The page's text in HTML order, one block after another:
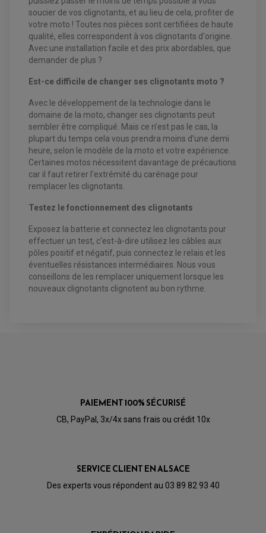
FREINAGE
ACCESSOIRE + VISSERIE FREINAGE
DISQUE DE FREIN
PLAQUETTE DE FREIN
KIT DURITE DE FREIN
KIT RÉPARATION ÉTRIER DE FREIN
MAÎTRE CYLINDRE
HUILE ET PRODUIT D'ENTRETIEN
HUILE MOTEUR
PRODUIT D'ENTRETIEN
PARTIE CYCLE
ARAIGNÉE / SUPPORT CARÉNAGE
CÂBLE ACCÉLÉRATEUR
KIT RABAISSEMENT MOTO
KIT STREET BIKE
LEVIER DE FREIN
LEVIER D'EMBRAYAGE
OPTIQUE TYPE ORIGINE
PÉDALE DE FREIN
REPOSE PIED TYPE ORIGINE
RETROVISEUR MOTO TYPE ORIGINE
PRODUIT ENTRETIEN
FILTRE A AIR
FILTRE A HUILE
BOUGIE SCOOTER
PRODUIT D'ENTRETIEN
FILTRE A AIR K&N
HUILE ET LUBRIFIANTS SCOOTER
HUILE SCOOTER
PRODUIT D'ENTRETIEN SCOOTER
BULLE / PARE-BRISE
LEVIER DE FREIN
RÉTROVISEUR TYPE ORIGINE
PIÈCE MOTEUR
GALET DE VARIATEUR
HUILE ET PRODUIT D'ENTRETIEN QUAD
HUILE POUR QUAD
PRODUIT D'ENTRETIEN QUAD
CHAÎNE A NEIGE QUAD-SSV
CHAMBRE A AIR QUAD ET SSV
CLOUS / CRAMPON VISSABLE
ÉLARGISSEURES DE VOIES QUAD
JANTES QUAD ET SSV
EQUIPEMENT FREINAGE MOTO CROSS ET
ENDURO
ACCESSOIRES FREINAGE
DISQUE DE FREIN AVANT
DISQUE DE FREIN ARRIÈRE
PLAQUETTE DE FREIN
KIT RÉPARATION MAÎTRE CYLINDRE
ROULEMENT MOTO CROSS ET ENDURO
ROULEMENT DE ROUE AVANT
ROULEMENT DE ROUE ARRIÈRE
ROULEMENT D'AMORTISSEUR
ROULEMENT BIELLETTES
ROULEMENT BRAS OSCILLANT
soucier de vos clignotants, et au lieu de cela, profiter de
votre moto ! Toutes nos pièces sont certifiées de haute
qualité, elles correspondent à vos clignotants d'origine.
Avec une installation facile et des prix abordables, que
demander de plus ?
Est-ce difficile de changer ses clignotants moto ?
Avec le développement de la technologie dans le
domaine de la moto, changer ses clignotants peut
sembler être compliqué. Mais ce n’est pas le cas, la
plupart du temps cela vous prendra moins d’une demi
heure, selon le modèle de la moto et votre expérience.
Certaines motos nécessitent davantage de précautions
car il faut retirer l'extrémité du carénage pour
remplacer les clignotants.
Testez le fonctionnement des clignotants
Exposez la batterie et connectez les clignotants pour
effectuer un test, c'est-à-dire utilisez les câbles aux
pôles positif et négatif, puis connectez le relais et les
éventuelles résistances intermédiaires. Nous vous
conseillons de les remplacer uniquement lorsque les
nouveaux clignotants clignotent au bon rythme.
PAIEMENT 100% SÉCURISÉ
CB, PayPal, 3x/4x sans frais ou crédit 10x
SERVICE CLIENT EN ALSACE
Des experts vous répondent au 03 89 82 93 40